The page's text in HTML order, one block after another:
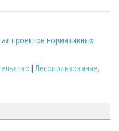
проектов нормативных
|Лесопользование,